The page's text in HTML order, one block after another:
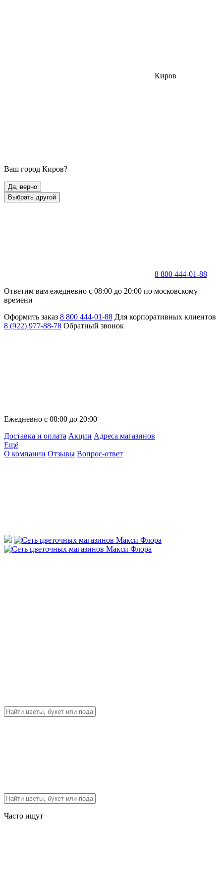
Киров
Ваш город Киров?
Да, верно
Выбрать другой
8 800 444-01-88
Ответим вам ежедневно с 08:00 до 20:00 по московскому
времени
Оформить заказ 8 800 444-01-88 Для корпоративных клиентов
8 (922) 977-88-78 Обратный звонок
Ежедневно с 08:00 до 20:00
Доставка и оплата Акции Адреса магазинов
Ещё
О компании Отзывы Вопрос-ответ
Часто ищут